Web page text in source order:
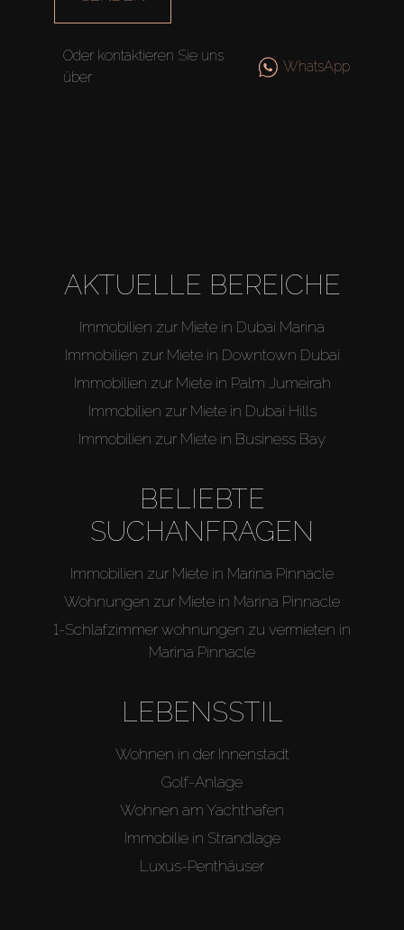
Oder kontaktieren Sie uns
über
WhatsApp
AKTUELLE BEREICHE
Immobilien zur Miete in Dubai Marina
Immobilien zur Miete in Downtown Dubai
Immobilien zur Miete in Palm Jumeirah
Immobilien zur Miete in Dubai Hills
Immobilien zur Miete in Business Bay
BELIEBTE
SUCHANFRAGEN
Immobilien zur Miete in Marina Pinnacle
Wohnungen zur Miete in Marina Pinnacle
1-Schlafzimmer wohnungen zu vermieten in
Marina Pinnacle
LEBENSSTIL
Wohnen in der Innenstadt
Golf-Anlage
Wohnen am Yachthafen
Immobilie in Strandlage
Luxus-Penthäuser